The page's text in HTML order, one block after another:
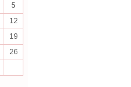
5
12
19
26